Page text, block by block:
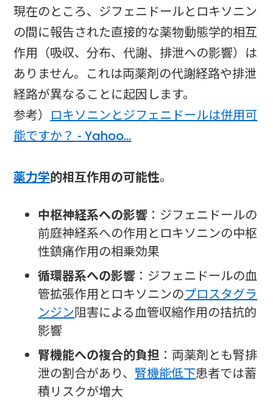
現在のところ、ジフェニドールとロキソニン
の間に報告された直接的な薬物動態学的相互
作用（吸収、分布、代謝、排泄への影響）は
ありません。これは両薬剤の代謝経路や排泄
経路が異なることに起因します。
参考） ロキソニンとジフェニドールは併用可
能ですか？ - Yahoo…
薬力学的相互作用の可能性。
中枢神経系への影響 ：ジフェニドールの
前庭神経系への作用とロキソニンの中枢
性鎮痛作用の相乗効果
循環器系への影響 ：ジフェニドールの血
管拡張作用とロキソニンのプロスタグラ
ンジン阻害による血管収縮作用の拮抗的
影響
腎機能への複合的負担 ：両薬剤とも腎排
泄の割合があり、 腎機能低下患者では蓄
積リスクが増大